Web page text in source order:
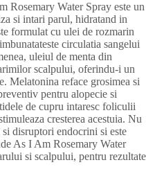
Rosemary Water Spray este un
si intari parul, hidratand in
formulat cu ulei de rozmarin
circulatia sangelui
uleiul de menta din
scalpului, oferindu-i un
Melatonina reface grosimea si
pentru alopecie si
de cupru intaresc foliculii
cresterea acestuia. Nu
disruptori endocrini si este
As I Am Rosemary Water
si scalpului, pentru rezultate